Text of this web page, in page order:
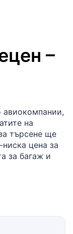
–
на
търсене ще
цена за
за багаж и